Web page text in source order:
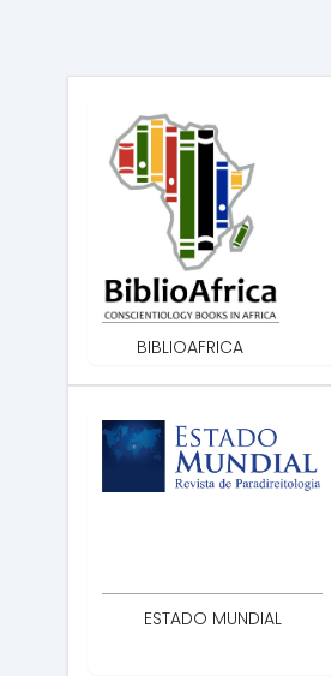
BIBLIOAFRICA
ESTADO MUNDIAL